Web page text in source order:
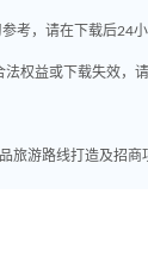
考，请在下载后24小
法权益或下载失效，
旅游路线打造及招商